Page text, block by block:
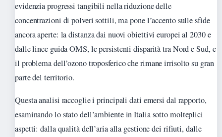
evidenzia progressi tangibili nella riduzione delle
concentrazioni di polveri sottili, ma pone l’accento sulle sfide
ancora aperte: la distanza dai nuovi obiettivi europei al 2030 e
dalle linee guida OMS, le persistenti disparità tra Nord e Sud, e
il problema dell’ozono troposferico che rimane irrisolto su gran
parte del territorio.
Questa analisi raccoglie i principali dati emersi dal rapporto,
esaminando lo stato dell’ambiente in Italia sotto molteplici
aspetti: dalla qualità dell’aria alla gestione dei rifiuti, dalle